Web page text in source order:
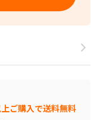
ご購入で送料無料